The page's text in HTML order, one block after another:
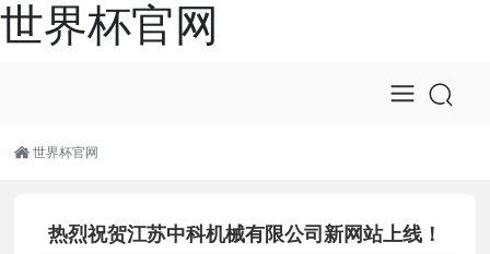
世界杯官网
世界杯官网
热烈祝贺江苏中科机械有限公司新网站上线！